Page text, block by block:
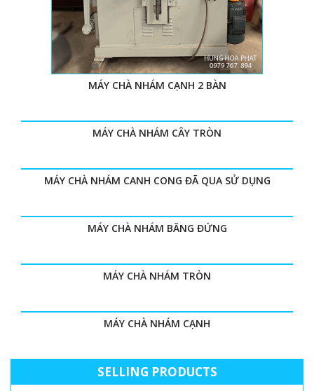
MÁY CHÀ NHÁM CẠNH 2 BÀN
MÁY CHÀ NHÁM CÂY TRÒN
MÁY CHÀ NHÁM CANH CONG ĐÃ QUA SỬ DỤNG
MÁY CHÀ NHÁM BĂNG ĐỨNG
MÁY CHÀ NHÁM TRÒN
MÁY CHÀ NHÁM CẠNH
SELLING PRODUCTS